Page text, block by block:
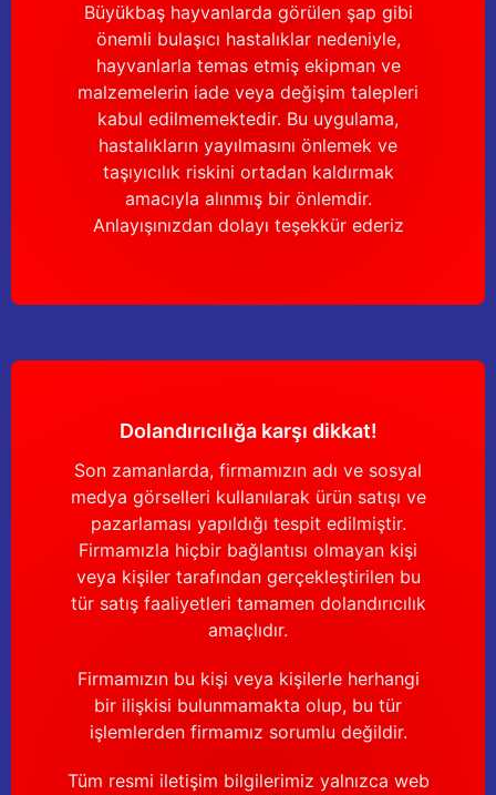
Büyükbaş hayvanlarda görülen şap gibi
önemli bulaşıcı hastalıklar nedeniyle,
hayvanlarla temas etmiş ekipman ve
malzemelerin iade veya değişim talepleri
kabul edilmemektedir. Bu uygulama,
hastalıkların yayılmasını önlemek ve
taşıyıcılık riskini ortadan kaldırmak
amacıyla alınmış bir önlemdir.
Anlayışınızdan dolayı teşekkür ederiz
Dolandırıcılığa karşı dikkat!
Son zamanlarda, firmamızın adı ve sosyal
medya görselleri kullanılarak ürün satışı ve
pazarlaması yapıldığı tespit edilmiştir.
Firmamızla hiçbir bağlantısı olmayan kişi
veya kişiler tarafından gerçekleştirilen bu
tür satış faaliyetleri tamamen dolandırıcılık
amaçlıdır.
Firmamızın bu kişi veya kişilerle herhangi
bir ilişkisi bulunmamakta olup, bu tür
işlemlerden firmamız sorumlu değildir.
Tüm resmi iletişim bilgilerimiz yalnızca web